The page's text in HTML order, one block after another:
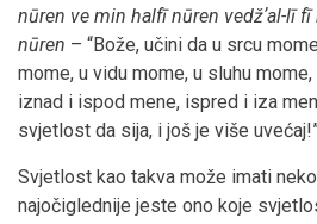
nūren ve min halfī nūren vedžʼal-lī fī
nūren – “Bože, učini da u srcu
mome, u vidu mome, u sluhu
iznad i ispod mene, ispred i iza
svjetlost da sija, i još je više
Svjetlost kao takva može imati
najočiglednije jeste ono koje